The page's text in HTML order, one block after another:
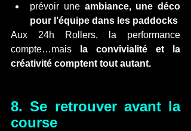
prévoir une ambiance, une déco
pour l’équipe dans les paddocks
Aux 24h Rollers, la performance
compte…mais
la convivialité et la
créativité comptent tout autant.
8. Se retrouver avant la
course